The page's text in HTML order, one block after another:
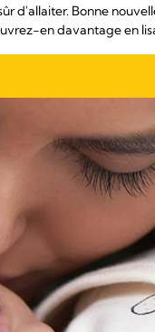
d'allaiter. Bonne
en davantage en